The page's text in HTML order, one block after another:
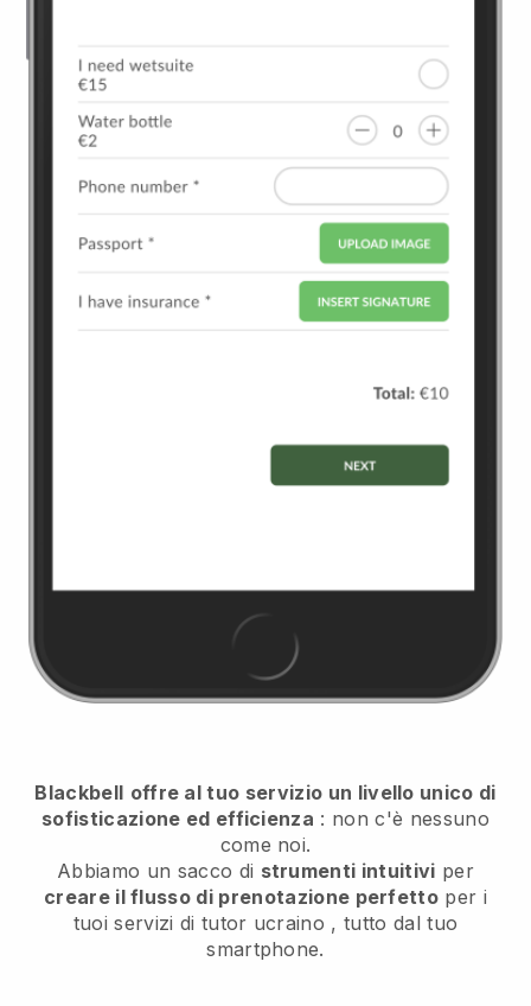
Blackbell offre al tuo servizio un livello unico di
sofisticazione ed efficienza : non c'è nessuno
come noi.
Abbiamo un sacco di strumenti intuitivi per
creare il flusso di prenotazione perfetto per i
tuoi servizi di tutor ucraino , tutto dal tuo
smartphone.